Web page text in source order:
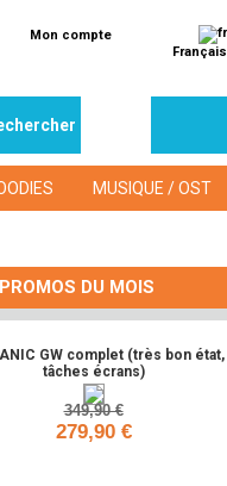
Mon compte
Français
MUSIQUE / OST
DU MOIS
GW complet (très bon état,
tâches écrans)
349,90 €
279,90 €